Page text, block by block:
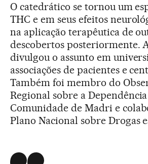
O catedrático se tornou um
THC e em seus efeitos
na aplicação terapêutica de
descobertos posteriormente.
divulgou o assunto em
associações de pacientes e
Também foi membro do
Regional sobre a
Comunidade de Madri e
Plano Nacional sobre Drogas